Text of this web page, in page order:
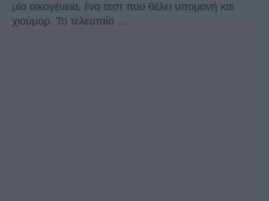
μία οικογένεια, ένα τεστ που θέλει υπομονή και
χιούμορ. Το τελευταίο …